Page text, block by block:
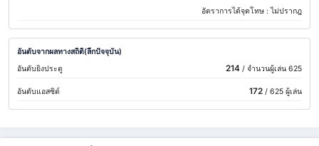
อัตราการได้จุดโทษ :ไม่ปรากฎ
อันดับจากผลทางสถิติ(ลีกปัจจุบัน)
อันดับยิงประตู
214/ จำนวนผู้เล่น 625
อันดับแอสซิต์ 172/ 625 ผู้เล่น